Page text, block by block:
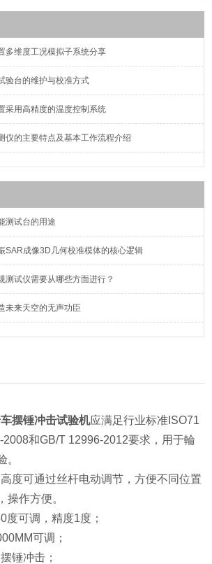
多维度工况模拟子系统分享
验台的维护与校准方式
采用高精度的温度控制系统
仪的主要特点及基本工作流程介绍
测试台的用途
SAR成像3D几何校准模体的核心逻辑
测试仪需要从哪些方面进行？
未来天空的无声功臣
摆锤冲击试验机应满足行业标准ISO71
和GB/T 12996-2012要求，用于輪
。
度可通过丝杆电动调节，方便不同位置
操作方便。
度可调，精度1度；
可调；
锤冲击；